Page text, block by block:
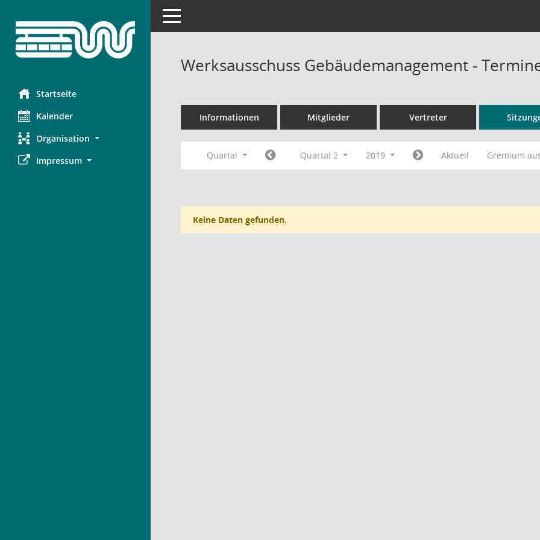
Startseite
Kalender
Organisation
Impressum
Toggle navigation
Werksausschuss Gebäudemanagement -
Informationen Mitglieder Vertreter
Quartal Quartal 2 2019 Aktuell Gremium
Keine Daten gefunden.